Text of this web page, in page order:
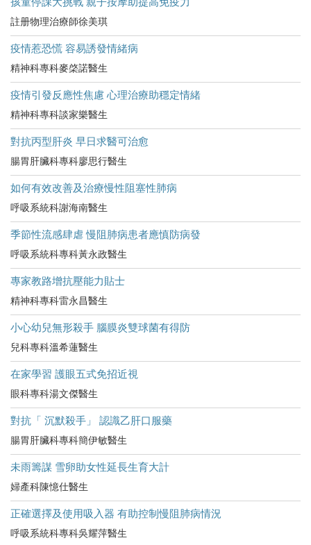
註册物理治療師徐美琪
疫情惹恐慌 容易誘發情緒病
精神科專科麥棨諾醫生
疫情引發反應性焦慮 心理治療助穩定情緒
精神科專科談家樂醫生
對抗丙型肝炎 早日求醫可治愈
腸胃肝臟科專科廖思行醫生
如何有效改善及治療慢性阻塞性肺病
呼吸系統科謝海南醫生
季節性流感肆虐 慢阻肺病患者應慎防病發
呼吸系統科專科黃永政醫生
專家教路增抗壓能力貼士
精神科專科雷永昌醫生
小心幼兒無形殺手 腦膜炎雙球菌有得防
兒科專科溫希蓮醫生
在家學習 護眼五式免招近視
眼科專科湯文傑醫生
對抗「 沉默殺手」 認識乙肝口服藥
腸胃肝臟科專科簡伊敏醫生
未雨籌謀 雪卵助女性延長生育大計
婦產科陳憶仕醫生
正確選擇及使用吸入器 有助控制慢阻肺病情況
呼吸系統科專科吳耀萍醫生